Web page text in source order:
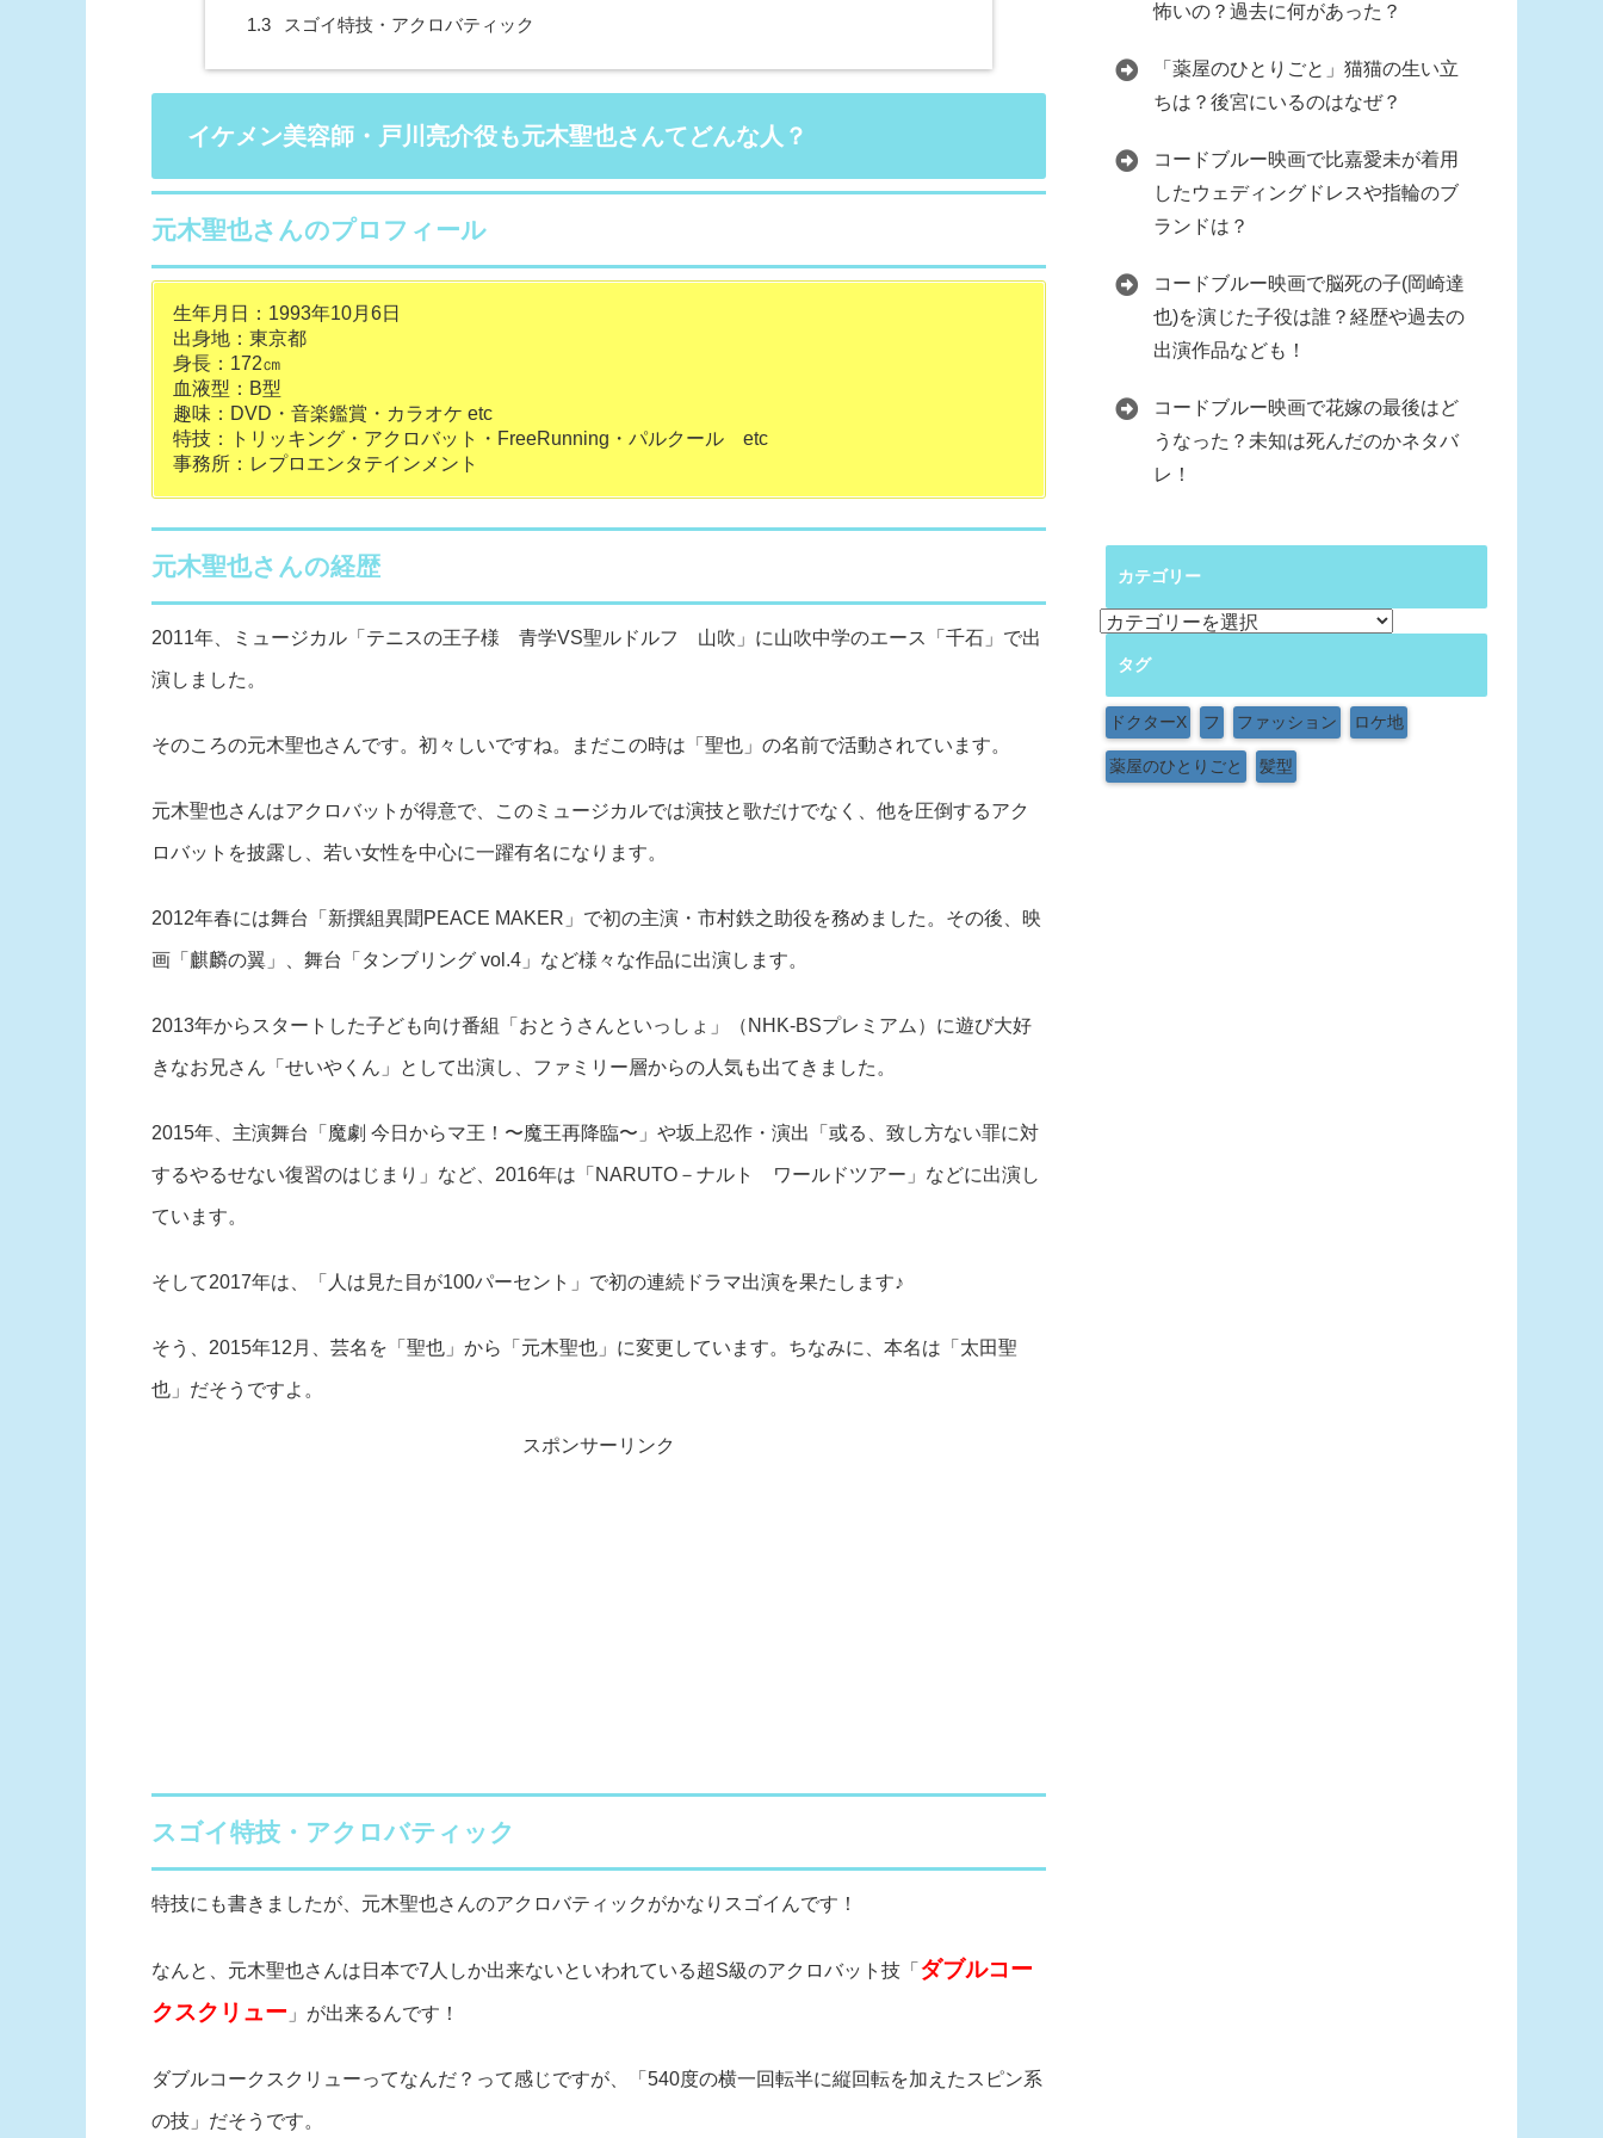
1.3 スゴイ特技・アクロバティック
イケメン美容師・戸川亮介役も元木聖也さんてどんな人？
元木聖也さんのプロフィール
生年月日：1993年10月6日
出身地：東京都
身長：172㎝
血液型：B型
趣味：DVD・音楽鑑賞・カラオケ etc
特技：トリッキング・アクロバット・FreeRunning・パルクール etc
事務所：レプロエンタテインメント
元木聖也さんの経歴
2011年、ミュージカル「テニスの王子様 青学VS聖ルドルフ 山吹」に山吹中学のエース「千石」で出
演しました。
そのころの元木聖也さんです。初々しいですね。まだこの時は「聖也」の名前で活動されています。
元木聖也さんはアクロバットが得意で、このミュージカルでは演技と歌だけでなく、他を圧倒するアク
ロバットを披露し、若い女性を中心に一躍有名になります。
2012年春には舞台「新撰組異聞PEACE MAKER」で初の主演・市村鉄之助役を務めました。その後、映
画「麒麟の翼」、舞台「タンブリング vol.4」など様々な作品に出演します。
2013年からスタートした子ども向け番組「おとうさんといっしょ」（NHK-BSプレミアム）に遊び大好
きなお兄さん「せいやくん」として出演し、ファミリー層からの人気も出てきました。
2015年、主演舞台「魔劇 今日からマ王！〜魔王再降臨〜」や坂上忍作・演出「或る、致し方ない罪に対
するやるせない復習のはじまり」など、2016年は「NARUTO－ナルト ワールドツアー」などに出演し
ています。
そして2017年は、「人は見た目が100パーセント」で初の連続ドラマ出演を果たします♪
そう、2015年12月、芸名を「聖也」から「元木聖也」に変更しています。ちなみに、本名は「太田聖
也」だそうですよ。
スポンサーリンク
スゴイ特技・アクロバティック
特技にも書きましたが、元木聖也さんのアクロバティックがかなりスゴイんです！
なんと、元木聖也さんは日本で7人しか出来ないといわれている超S級のアクロバット技「 ダブルコー
クスクリュー 」が出来るんです！
ダブルコークスクリューってなんだ？って感じですが、「540度の横一回転半に縦回転を加えたスピン系
の技」だそうです。
怖いの？過去に何があった？
「薬屋のひとりごと」猫猫の生い立
ちは？後宮にいるのはなぜ？
コードブルー映画で比嘉愛未が着用
したウェディングドレスや指輪のブ
ランドは？
コードブルー映画で脳死の子(岡崎達
也)を演じた子役は誰？経歴や過去の
出演作品なども！
コードブルー映画で花嫁の最後はど
うなった？未知は死んだのかネタバ
レ！
カテゴリー
カ
リ
ー
タグ
ドクターX フ ファッション ロケ地
薬屋のひとりごと 髪型